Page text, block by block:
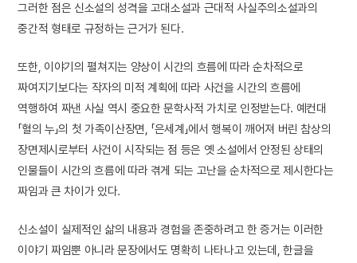
그러한 점은 신소설의 성격을 고대소설과 근대적 사실주의소설과의
중간적 형태로 규정하는 근거가 된다.
또한, 이야기의 펼쳐지는 양상이 시간의 흐름에 따라 순차적으로
짜여지기보다는 작자의 미적 계획에 따라 사건을 시간의 흐름에
역행하여 짜낸 사실 역시 중요한 문학사적 가치로 인정받는다. 예컨대
「혈의 누」의 첫 가족이산장면, 「은세계」에서 행복이 깨어져 버린 참상의
장면제시로부터 사건이 시작되는 점 등은 옛 소설에서 안정된 상태의
인물들이 시간의 흐름에 따라 겪게 되는 고난을 순차적으로 제시한다는
짜임과 큰 차이가 있다.
신소설이 실제적인 삶의 내용과 경험을 존중하려고 한 증거는 이러한
이야기 짜임뿐 아니라 문장에서도 명확히 나타나고 있는데, 한글을